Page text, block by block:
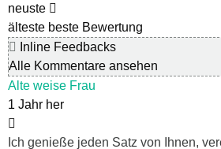
neuste
älteste beste Bewertung
Inline Feedbacks
Alle Kommentare ansehen
Alte weise Frau
1 Jahr her
Ich genieße jeden Satz von Ihnen,